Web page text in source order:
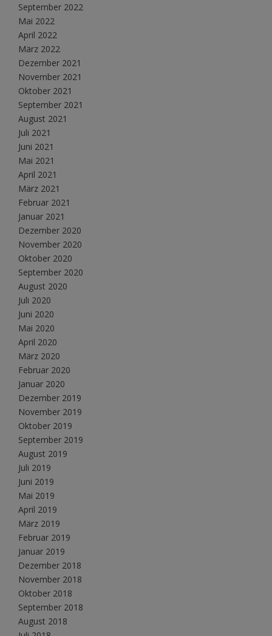
September 2022
Mai 2022
April 2022
März 2022
Dezember 2021
November 2021
Oktober 2021
September 2021
August 2021
Juli 2021
Juni 2021
Mai 2021
April 2021
März 2021
Februar 2021
Januar 2021
Dezember 2020
November 2020
Oktober 2020
September 2020
August 2020
Juli 2020
Juni 2020
Mai 2020
April 2020
März 2020
Februar 2020
Januar 2020
Dezember 2019
November 2019
Oktober 2019
September 2019
August 2019
Juli 2019
Juni 2019
Mai 2019
April 2019
März 2019
Februar 2019
Januar 2019
Dezember 2018
November 2018
Oktober 2018
September 2018
August 2018